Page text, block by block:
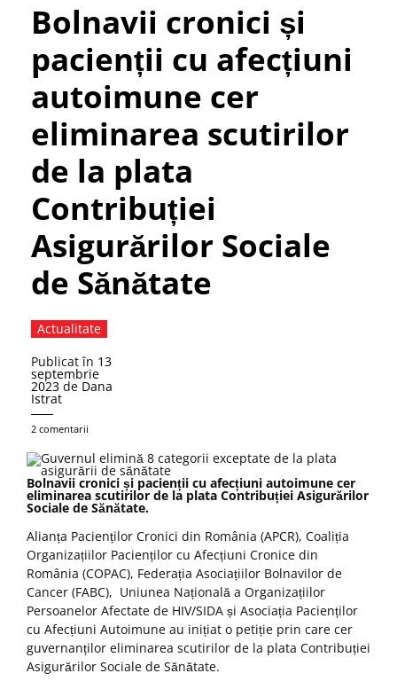
Bolnavii cronici și
pacienții cu afecțiuni
autoimune cer
eliminarea scutirilor
de la plata
Contribuției
Asigurărilor Sociale
de Sănătate
Actualitate
Publicat în 13
septembrie
2023 de Dana
Istrat
2 comentarii
Bolnavii cronici și pacienții cu afecțiuni autoimune cer
eliminarea scutirilor de la plata Contribuției Asigurărilor
Sociale de Sănătate.
Alianța Pacienților Cronici din România (APCR), Coaliția
Organizațiilor Pacienților cu Afecțiuni Cronice din
România (COPAC), Federația Asociațiilor Bolnavilor de
Cancer (FABC), Uniunea Națională a Organizațiilor
Persoanelor Afectate de HIV/SIDA și Asociația Pacienților
cu Afecțiuni Autoimune au inițiat o petiție prin care cer
guvernanților eliminarea scutirilor de la plata Contribuției
Asigurărilor Sociale de Sănătate.